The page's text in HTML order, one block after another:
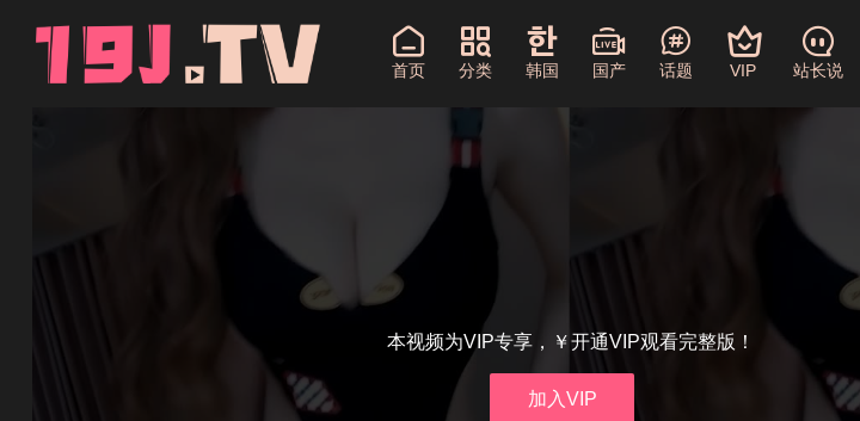
首页 分类 韩国 国产 话题 VIP 站长说
本视频为VIP专享，￥开通VIP观看完整版！
加入VIP